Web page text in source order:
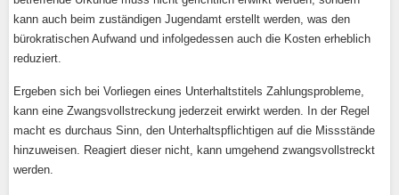
kann auch beim zuständigen Jugendamt erstellt werden, was den
bürokratischen Aufwand und infolgedessen auch die Kosten erheblich
reduziert.
Ergeben sich bei Vorliegen eines Unterhaltstitels Zahlungsprobleme,
kann eine Zwangsvollstreckung jederzeit erwirkt werden. In der Regel
macht es durchaus Sinn, den Unterhaltspflichtigen auf die Missstände
hinzuweisen. Reagiert dieser nicht, kann umgehend zwangsvollstreckt
werden.